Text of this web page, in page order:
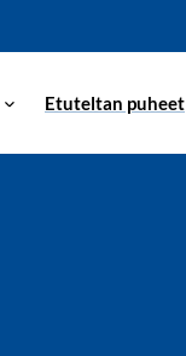
Etuteltan puheet